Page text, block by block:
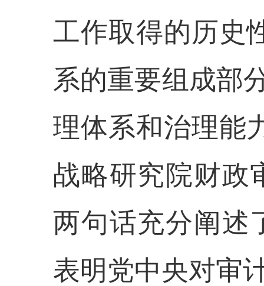
工作取得的历史
系的重要组成部
理体系和治理能
战略研究院财政
两句话充分阐述
表明党中央对审